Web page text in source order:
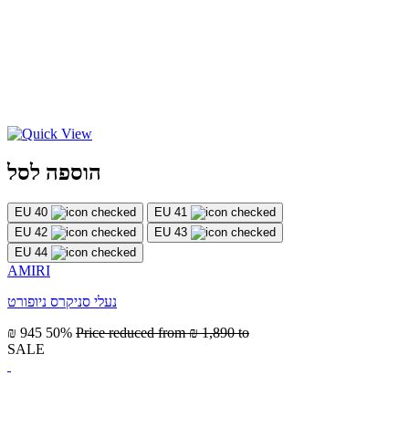
הוספה לסל
EU 40
EU 41
EU 42
EU 43
EU 44
AMIRI
נעלי סניקרס ניופורט
₪ 945 50% Price reduced from₪ 1,890 to
SALE